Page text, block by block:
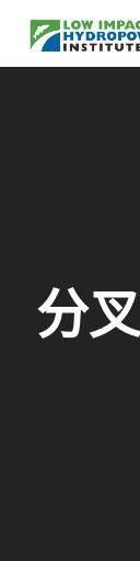
分叉